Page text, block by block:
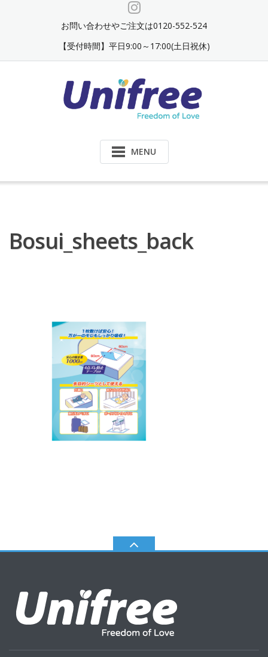
お問い合わせやご注文は0120-552-524
【受付時間】平日9:00～17:00(土日祝休)
MENU
Bosui_sheets_back